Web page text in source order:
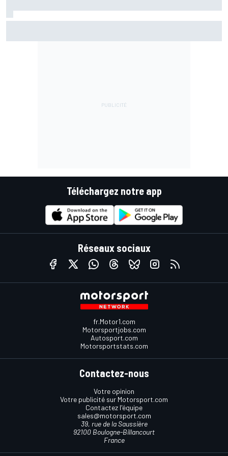
Téléchargez notre app
Réseaux sociaux
fr.Motor1.com
Motorsportjobs.com
Autosport.com
Motorsportstats.com
Contactez-nous
Votre opinion
Votre publicité sur Motorsport.com
Contactez l'équipe
sales@motorsport.com
39, rue de la Saussière
92100 Boulogne-Billancourt
France